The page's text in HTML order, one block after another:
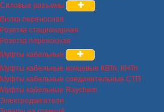
Силовые разъемы
Вилка переносная
Розетка стационарная
Розетка переносная
Муфты кабельные
Муфты кабельные концевые КВТп, КНТп
Муфты кабельные соединительные СТП
Муфты кабельные Raychem
Электродвигатели